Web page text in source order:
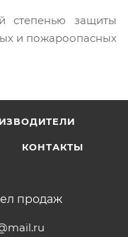
степенью защиты
и пожароопасных
КОНТАКТЫ
продаж